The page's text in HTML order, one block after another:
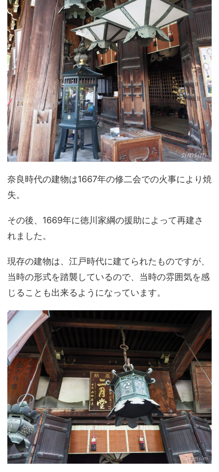
奈良時代の建物は1667年の修二会での火事により焼
失。
その後、1669年に徳川家綱の援助によって再建さ
れました。
現存の建物は、江戸時代に建てられたものですが、
当時の形式を踏襲しているので、当時の雰囲気を感
じることも出来るようになっています。